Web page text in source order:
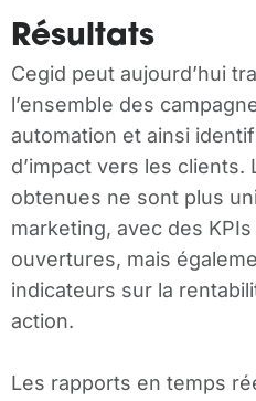
Résultats
Cegid peut aujourd’hui
l’ensemble des
automation et ainsi
d’impact vers les clients.
obtenues ne sont plus
marketing, avec des
ouvertures, mais
indicateurs sur la
action.
Les rapports en temps